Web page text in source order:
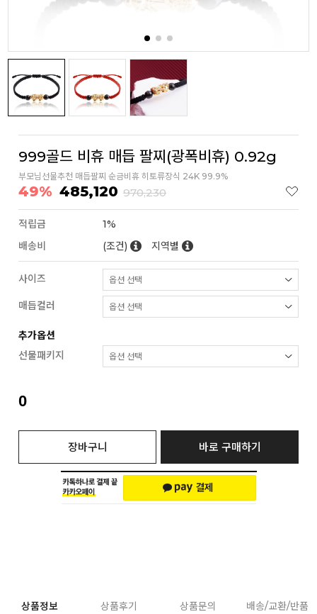
999골드 비휴 매듭 팔찌(광폭비휴) 0.92g
부모님선물추천 매듭팔찌 순금비휴 히토류장식 24K 99.9%
49% 485,120 970,230
적립금
1%
배송비
(조건) 지역별
사이즈
매듭컬러
추가옵션
선물패키지
0
장바구니 바로 구매하기
상품정보 상품후기 상품문의 배송/교환/반품